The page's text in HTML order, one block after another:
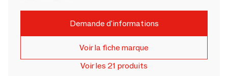
Demande d'informations
Voir la fiche marque
Voir les 21 produits